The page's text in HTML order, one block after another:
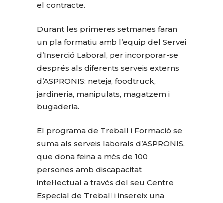
el contracte.
Durant les primeres setmanes faran
un pla formatiu amb l’equip del Servei
d’Inserció Laboral, per incorporar-se
després als diferents serveis externs
d’ASPRONIS: neteja, foodtruck,
jardineria, manipulats, magatzem i
bugaderia.
El programa de Treball i Formació se
suma als serveis laborals d’ASPRONIS,
que dona feina a més de 100
persones amb discapacitat
intel·lectual a través del seu Centre
Especial de Treball i insereix una